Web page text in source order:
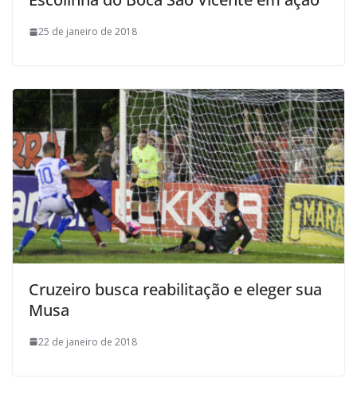
25 de janeiro de 2018
Cruzeiro busca reabilitação e eleger sua
Musa
22 de janeiro de 2018